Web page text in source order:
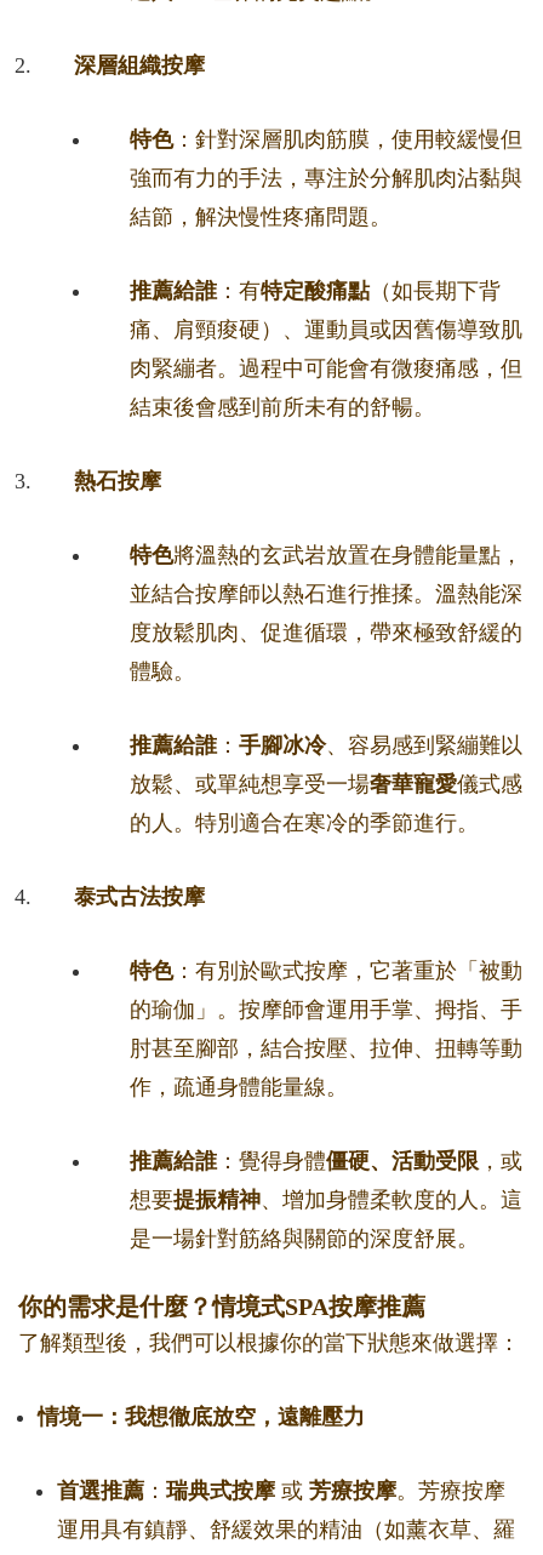
深層組織按摩
特色：針對深層肌肉筋膜，使用較緩慢但
強而有力的手法，專注於分解肌肉沾黏與
結節，解決慢性疼痛問題。
推薦給誰：有特定酸痛點（如長期下背
痛、肩頸痠硬）、運動員或因舊傷導致肌
肉緊繃者。過程中可能會有微痠痛感，但
結束後會感到前所未有的舒暢。
熱石按摩
特色將溫熱的玄武岩放置在身體能量點，
並結合按摩師以熱石進行推揉。溫熱能深
度放鬆肌肉、促進循環，帶來極致舒緩的
體驗。
推薦給誰： 手腳冰冷、容易感到緊繃難以
放鬆、或單純想享受一場奢華寵愛儀式感
的人。特別適合在寒冷的季節進行。
泰式古法按摩
特色：有別於歐式按摩，它著重於「被動
的瑜伽」。按摩師會運用手掌、拇指、手
肘甚至腳部，結合按壓、拉伸、扭轉等動
作，疏通身體能量線。
推薦給誰：覺得身體僵硬、活動受限 ，或
想要提振精神、增加身體柔軟度的人。這
是一場針對筋絡與關節的深度舒展。
你的需求是什麼？情境式SPA按摩推薦
了解類型後，我們可以根據你的當下狀態來做選擇：
情境一：我想徹底放空，遠離壓力
首選推薦 ： 瑞典式按摩或 芳療按摩。芳療按摩
運用具有鎮靜、舒緩效果的精油（如薰衣草、羅